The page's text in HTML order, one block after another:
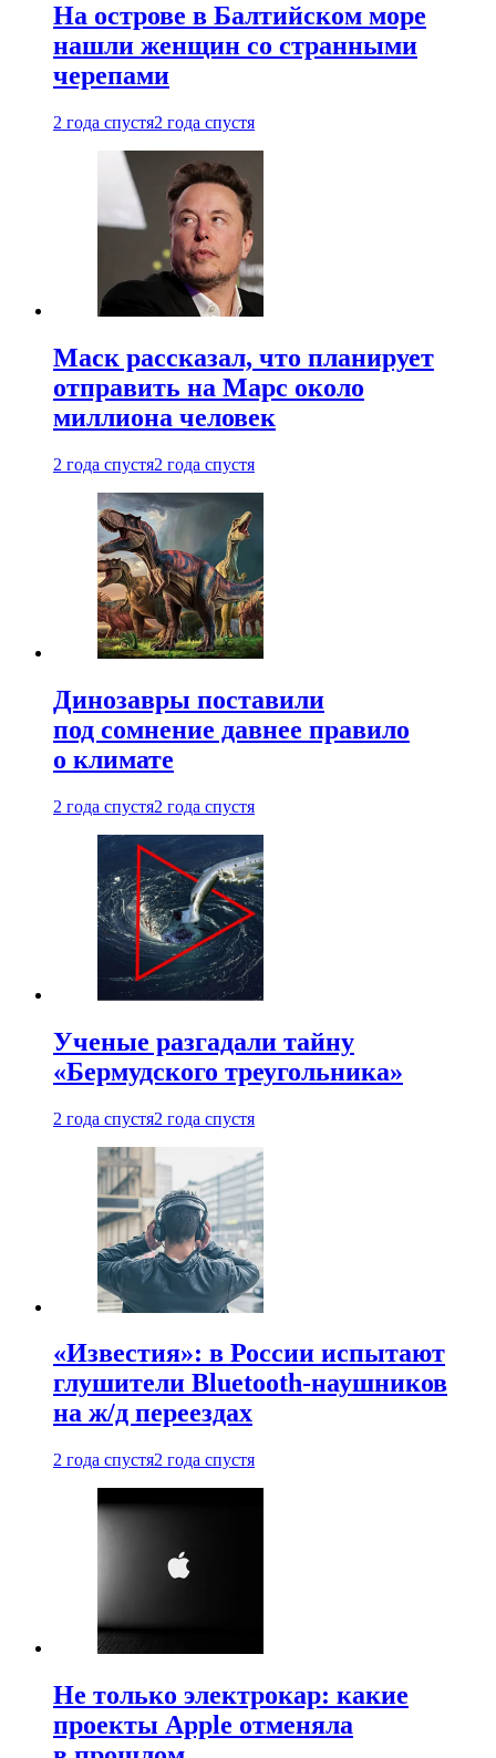
На острове в Балтийском море
нашли женщин со странными
черепами
2 года спустя2 года спустя
Маск рассказал, что планирует
отправить на Марс около
миллиона человек
2 года спустя2 года спустя
Динозавры поставили
под сомнение давнее правило
о климате
2 года спустя2 года спустя
Ученые разгадали тайну
«Бермудского треугольника»
2 года спустя2 года спустя
«Известия»: в России испытают
глушители Bluetooth-наушников
на ж/д переездах
2 года спустя2 года спустя
Не только электрокар: какие
проекты Apple отменяла